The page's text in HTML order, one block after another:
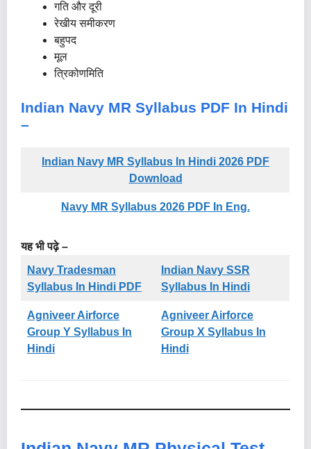
गति और दूरी
रेखीय समीकरण
बहुपद
मूल
त्रिकोणमिति
Indian Navy MR Syllabus PDF In Hindi
–
Indian Navy MR Syllabus In Hindi 2026 PDF
Download
Navy MR Syllabus 2026 PDF In Eng.
यह भी पढ़े –
Navy Tradesman
Syllabus In Hindi PDF
Indian Navy SSR
Syllabus In Hindi
Agniveer Airforce
Group Y Syllabus In
Hindi
Agniveer Airforce
Group X Syllabus In
Hindi